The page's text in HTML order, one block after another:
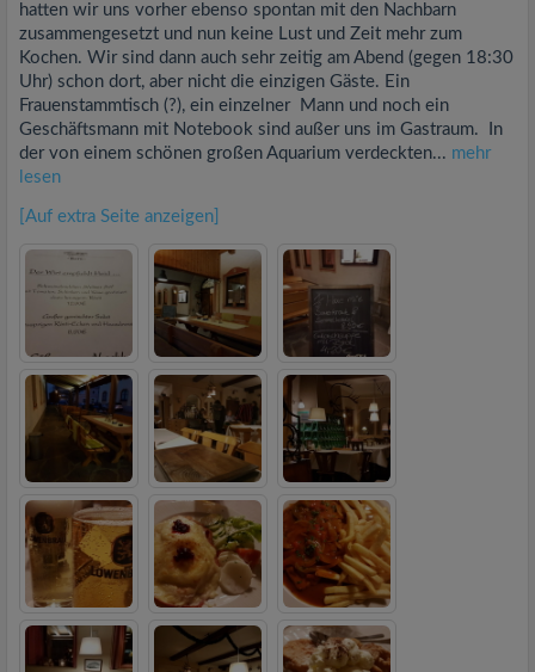
hatten wir uns vorher ebenso spontan mit den Nachbarn
zusammengesetzt und nun keine Lust und Zeit mehr zum
Kochen. Wir sind dann auch sehr zeitig am Abend (gegen 18:30
Uhr) schon dort, aber nicht die einzigen Gäste. Ein
Frauenstammtisch (?), ein einzelner Mann und noch ein
Geschäftsmann mit Notebook sind außer uns im Gastraum. In
der von einem schönen großen Aquarium verdeckten... mehr
lesen
[Auf extra Seite anzeigen]